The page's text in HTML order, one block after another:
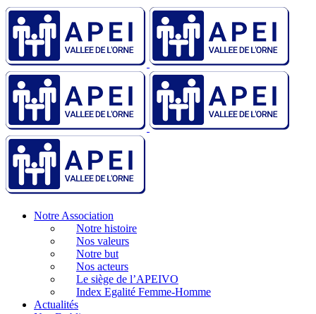
Notre Association
Notre histoire
Nos valeurs
Notre but
Nos acteurs
Le siège de l’APEIVO
Index Egalité Femme-Homme
Actualités